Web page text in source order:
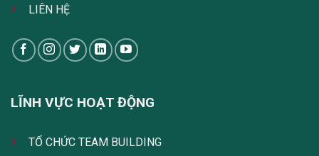
LIÊN HỆ
LĨNH VỰC HOẠT ĐỘNG
TỔ CHỨC TEAM BUILDING